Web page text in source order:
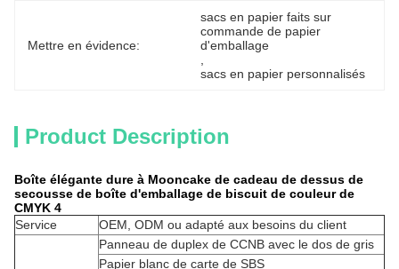
Mettre en évidence:
sacs en papier faits sur
commande de papier
d'emballage
sacs en papier personnalisés
Product Description
Boîte élégante dure à Mooncake de cadeau de dessus de
secousse de boîte d'emballage de biscuit de couleur de
CMYK 4
Service
OEM, ODM ou adapté aux besoins du client
Panneau de duplex de CCNB avec le dos de gris
Papier blanc de carte de SBS